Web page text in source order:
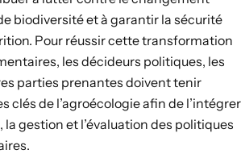
biodiversité et à garantir la sécurité
Pour réussir cettetransformation
les décideurs politiques, les
parties prenantes doivent tenir
clés de l’agroécologie afin de l’intégrer
gestion et l’évaluation des politiques